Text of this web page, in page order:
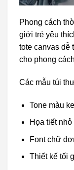
Phong cách
giới trẻ yêu
tote canvas dễ
cho phong
Các mẫu túi
Tone màu
Họa tiết nhỏ
Font chữ
Thiết kế tối